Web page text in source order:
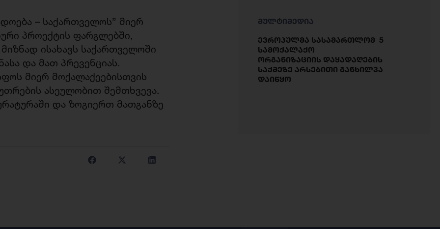
– საქართველოს” მიერ
პროექტის ფარგლებში,
ისახავს საქართველოში
და მათ პრევენციას.
მიერ მოქალაქეებისთვის
ასეულობით შემთხვევა.
და ზოგიერთ მათგანზე
მულტიმედია
ევროპულმა სასამართლომ 5
სამოქალაქო
ორგანიზაციის დაყადაღების
საქმეზე არსებითი განხილვა
დაიწყო